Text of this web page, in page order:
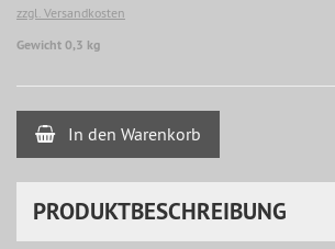
zzgl. Versandkosten
Gewicht 0,3 kg
In den Warenkorb
PRODUKTBESCHREIBUNG